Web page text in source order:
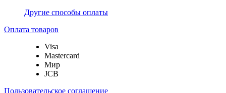
Другие способы оплаты
Оплата товаров
Visa
Mastercard
Мир
JCB
Пользовательское соглашение